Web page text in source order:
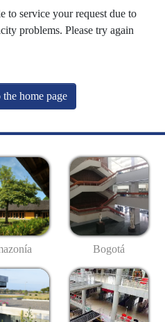
to service your request due to
problems. Please try again
the home page
Bogotá